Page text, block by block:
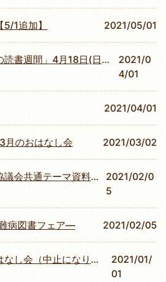
1追加】 2021/05/01
」4月18日(日)から5月23日(日）
2021/0
4/01
2021/04/01
月のおはなし会 2021/03/02
会共通テーマ資料展示
2021/02/0
5
病図書フェア― 2021/02/05
（中止になりました）
2021/01/
01